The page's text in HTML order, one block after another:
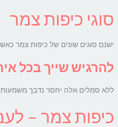
סוגי כיפות צמר
ישנם סוגים שונים של כיפות צמר
להרגיש שייך בכל
ללא סמלים אלה יחסר נדבך משמעותי
כיפות צמר –